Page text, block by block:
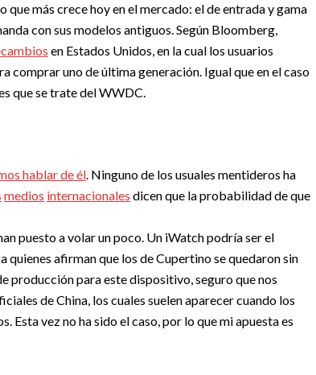
más crece hoy en el mercado: el de entrada y gama
con sus modelos antiguos. Según Bloomberg,
en Estados Unidos, en la cual los usuarios
comprar uno de última generación. Igual que en el caso
que se trate del WWDC.
hablar de él. Ninguno de los usuales mentideros ha
medios internacionales dicen que la probabilidad de que
puesto a volar un poco. Un iWatch podría ser el
afirman que los de Cupertino se quedaron sin
producción para este dispositivo, seguro que nos
de China, los cuales suelen aparecer cuando los
vez no ha sido el caso, por lo que mi apuesta es